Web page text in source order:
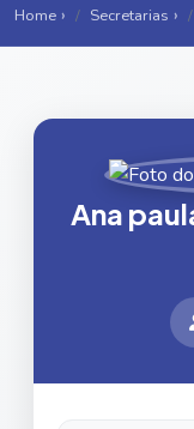
Home Secretarias
Ana